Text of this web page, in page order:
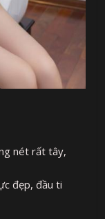
nét rất tây,
đẹp, đầu ti